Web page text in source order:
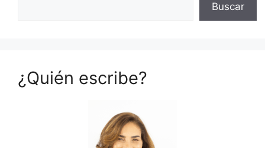
Buscar
¿Quién escribe?